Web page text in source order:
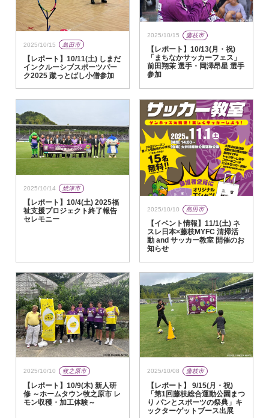
2025/10/15 島田市
【レポート】10/11(土) しまだ
インクルーシブスポーツパー
ク2025 蹴っとばし小僧参加
2025/10/15 藤枝市
【レポート】10/13(月・祝)
「まちなかサッカーフェス」
前田翔茉 選手・岡澤昂星 選手
参加
2025/10/14 焼津市
【レポート】10/4(土) 2025福
祉支援プロジェクト終了報告
セレモニー
2025/10/10 島田市
【イベント情報】11/1(土) ネ
スレ日本×藤枝MYFC 清掃活
動 and サッカー教室 開催のお
知らせ
2025/10/10 牧之原市
【レポート】10/9(木) 新人研
修 ～ホームタウン牧之原市 レ
モン収穫・加工体験～
2025/10/08 藤枝市
【レポート】 9/15(月・祝)
「第1回藤枝総合運動公園まつ
り パンとスポーツの祭典」キ
ックターゲットブース出展